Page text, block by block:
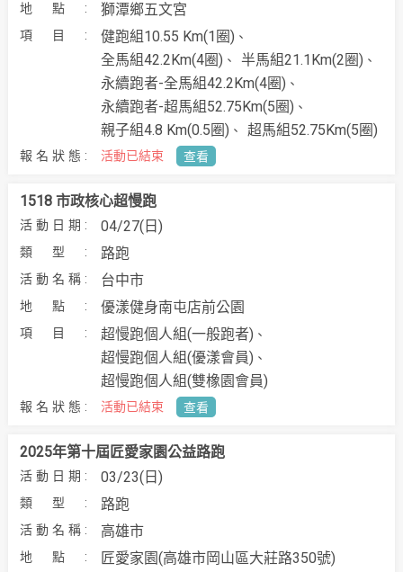
獅潭鄉五文宮
健跑組10.55 Km(1圈)
全馬組42.2Km(4圈)
半馬組21.1Km(2圈)
永續跑者-全馬組42.2Km(4圈)
永續跑者-超馬組52.75Km(5圈)
親子組4.8 Km(0.5圈)
超馬組52.75Km(5圈)
活動已結束 查看
04/27(日)
路跑
台中市
1518 市政核心超慢跑
優漾健身南屯店前公園
超慢跑個人組(一般跑者)
超慢跑個人組(優漾會員)
超慢跑個人組(雙橡園會員)
活動已結束 查看
03/23(日)
路跑
高雄市
2025年第十屆匠愛家園公益路跑
匠愛家園(高雄市岡山區大莊路350號)